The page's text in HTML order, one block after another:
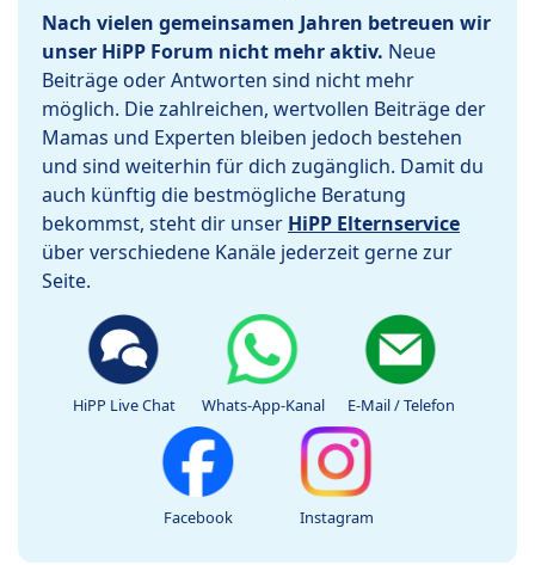
Nach vielen gemeinsamen Jahren betreuen wir
unser HiPP Forum nicht mehr aktiv. Neue
Beiträge oder Antworten sind nicht mehr
möglich. Die zahlreichen, wertvollen Beiträge der
Mamas und Experten bleiben jedoch bestehen
und sind weiterhin für dich zugänglich. Damit du
auch künftig die bestmögliche Beratung
bekommst, steht dir unser HiPP Elternservice
über verschiedene Kanäle jederzeit gerne zur
Seite.
HiPP Live Chat Whats-App-Kanal E-Mail / Telefon
Facebook Instagram